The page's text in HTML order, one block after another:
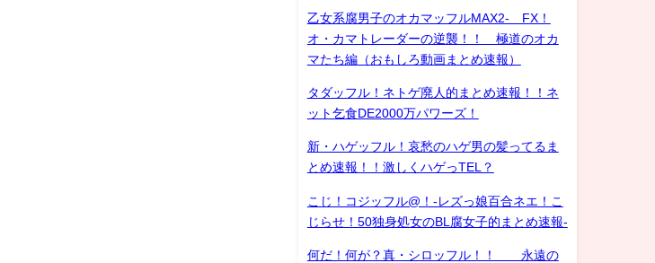
乙女系腐男子のオカマッフルMAX2- FX！
オ・カマトレーダーの逆襲！！ 極道のオカ
マたち編（おもしろ動画まとめ速報）
タダッフル！ネトゲ廃人的まとめ速報！！ネ
ット乞食DE2000万パワーズ！
新・ハゲッフル！哀愁のハゲ男の髪ってるま
とめ速報！！激しくハゲっTEL？
こじ！コジッフル@！-レズっ娘百合ネエ！こ
じらせ！50独身処女のBL腐女子的まとめ速報-
何だ！何が？真・シロッフル！！ 永遠の